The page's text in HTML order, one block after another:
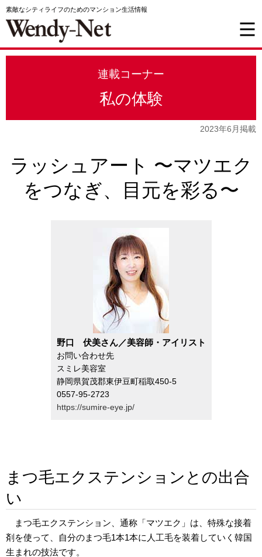
素敵なシティライフのためのマンション生活情報
連載コーナー
私の体験
2023年6月掲載
ラッシュアート 〜マツエク
をつなぎ、目元を彩る〜
野口 伏美さん／美容師・アイリスト
お問い合わせ先
スミレ美容室
静岡県賀茂郡東伊豆町稲取450-5
0557-95-2723
https://sumire-eye.jp/
まつ毛エクステンションとの出合
い
まつ毛エクステンション、通称「マツエク」は、特殊な接着
剤を使って、自分のまつ毛1本1本に人工毛を装着していく韓国
生まれの技法です。